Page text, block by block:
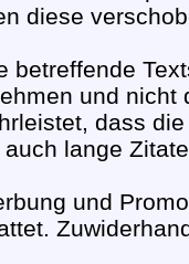
diese
betreffende
und
dass
lange
und